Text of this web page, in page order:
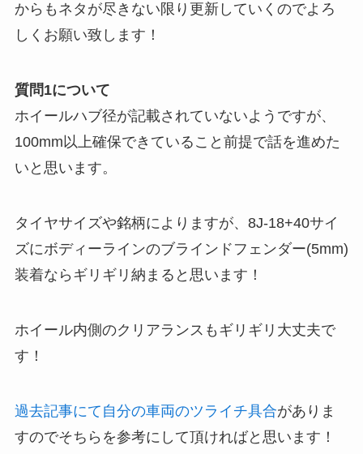
からもネタが尽きない限り更新していくのでよろ
しくお願い致します！
質問1について
ホイールハブ径が記載されていないようですが、
100mm以上確保できていること前提で話を進めた
いと思います。
タイヤサイズや銘柄によりますが、8J-18+40サイ
ズにボディーラインのブラインドフェンダー(5mm)
装着ならギリギリ納まると思います！
ホイール内側のクリアランスもギリギリ大丈夫で
す！
過去記事にて自分の車両のツライチ具合がありま
すのでそちらを参考にして頂ければと思います！